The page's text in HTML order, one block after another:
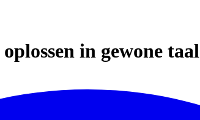
in gewone taal